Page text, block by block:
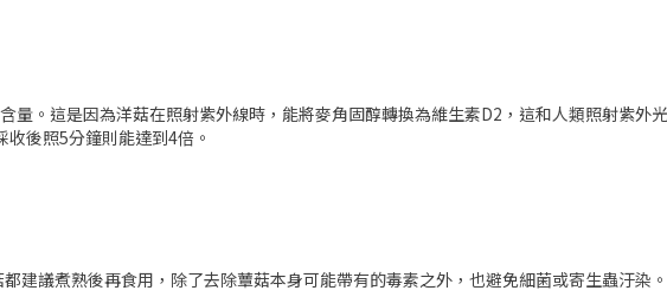
。這是因為洋菇在照射紫外線時，能將麥角固醇轉換為維生素D2，這和人類照射紫外
後照5分鐘則能達到4倍。
建議煮熟後再食用，除了去除蕈菇本身可能帶有的毒素之外，也避免細菌或寄生蟲汙染。